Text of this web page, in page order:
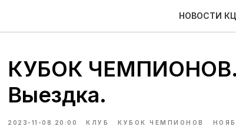
НОВОСТИ КЦ
КУБОК ЧЕМПИОНОВ.
Выездка.
2023-11-08 20:00 КЛУБ КУБОК ЧЕМПИОНОВ